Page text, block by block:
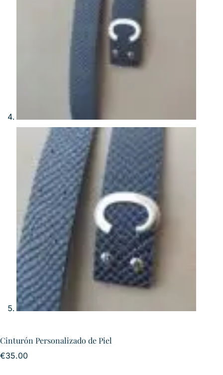
Cinturón Personalizado de Piel
€35.00